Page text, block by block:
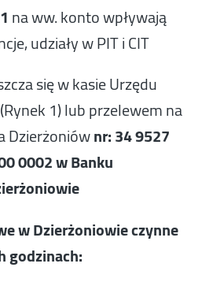
na ww. konto wpływają
udziały w PIT i CIT
się w kasie Urzędu
1) lub przelewem na
Dzierżoniównr: 34 9527
0002 wBanku
w Dzierżoniowie czynne
godzinach: